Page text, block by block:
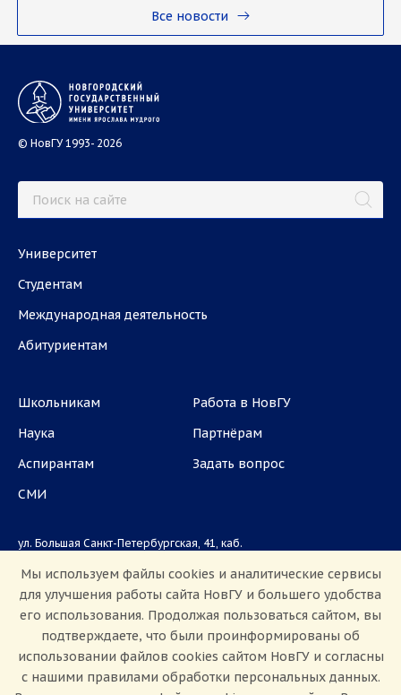
Все новости
© НовГУ 1993- 2026
Университет
Студентам
Международная деятельность
Абитуриентам
Школьникам
Наука
Аспирантам
СМИ
Работа в НовГУ
Партнёрам
Задать вопрос
ул. Большая Санкт-Петербургская, 41, каб.
Приемная комиссия: +7(8162)33-20-44
Мы используем файлы cookies и аналитические сервисы
для улучшения работы сайта НовГУ и большего удобства
его использования. Продолжая пользоваться сайтом, вы
подтверждаете, что были проинформированы об
использовании файлов cookies сайтом НовГУ и согласны
с нашими правилами обработки персональных данных.